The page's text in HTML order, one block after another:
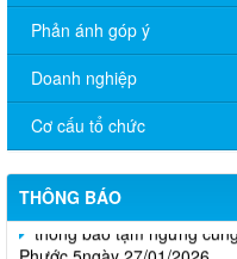
Phản ánh góp ý
Doanh nghiệp
Cơ cấu tổ chức
THÔNG BÁO
CHUYÊN MỤC TUYỂN
Công bố Quyết định về
Phước - Phước Hòa xã
thông báo tạm ngưng
Phước 5ngày 27/01/2026